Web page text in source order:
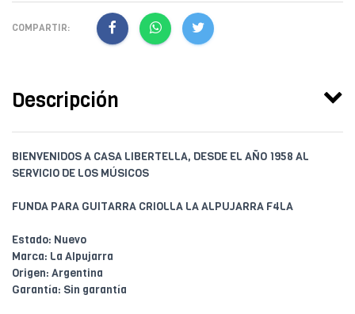
COMPARTIR:
Descripción
BIENVENIDOS A CASA LIBERTELLA, DESDE EL AÑO 1958 AL
SERVICIO DE LOS MÚSICOS
FUNDA PARA GUITARRA CRIOLLA LA ALPUJARRA F4LA
Estado: Nuevo
Marca: La Alpujarra
Origen: Argentina
Garantía: Sin garantía